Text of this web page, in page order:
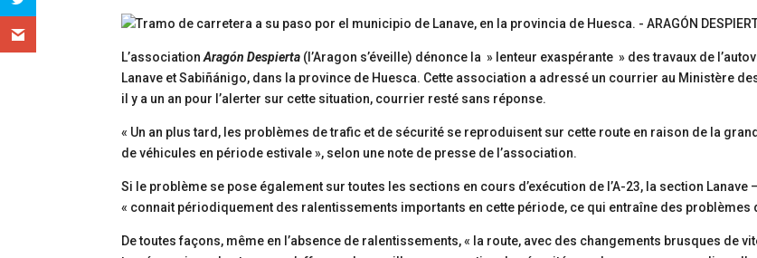
L’associationAragón Despierta (l’Aragon s’éveille) dénonce la » lenteur exaspérante » des travaux de
Lanave et Sabiñánigo, dans la province de Huesca. Cette association a adressé un courrier au Ministère
il y a un an pour l’alerter sur cette situation, courrier resté sans réponse.
« Un an plus tard, les problèmes de trafic et de sécurité se reproduisent sur cette route en raison de la
de véhicules en période estivale », selon une note de presse de l’association.
Si le problème se pose également sur toutes les sections en cours d’exécution de l’A-23, la section Lanave
« connait périodiquement des ralentissements importants en cette période, ce qui entraîne des problèmes
De toutes façons, même en l’absence de ralentissements, « la route, avec des changements brusques de